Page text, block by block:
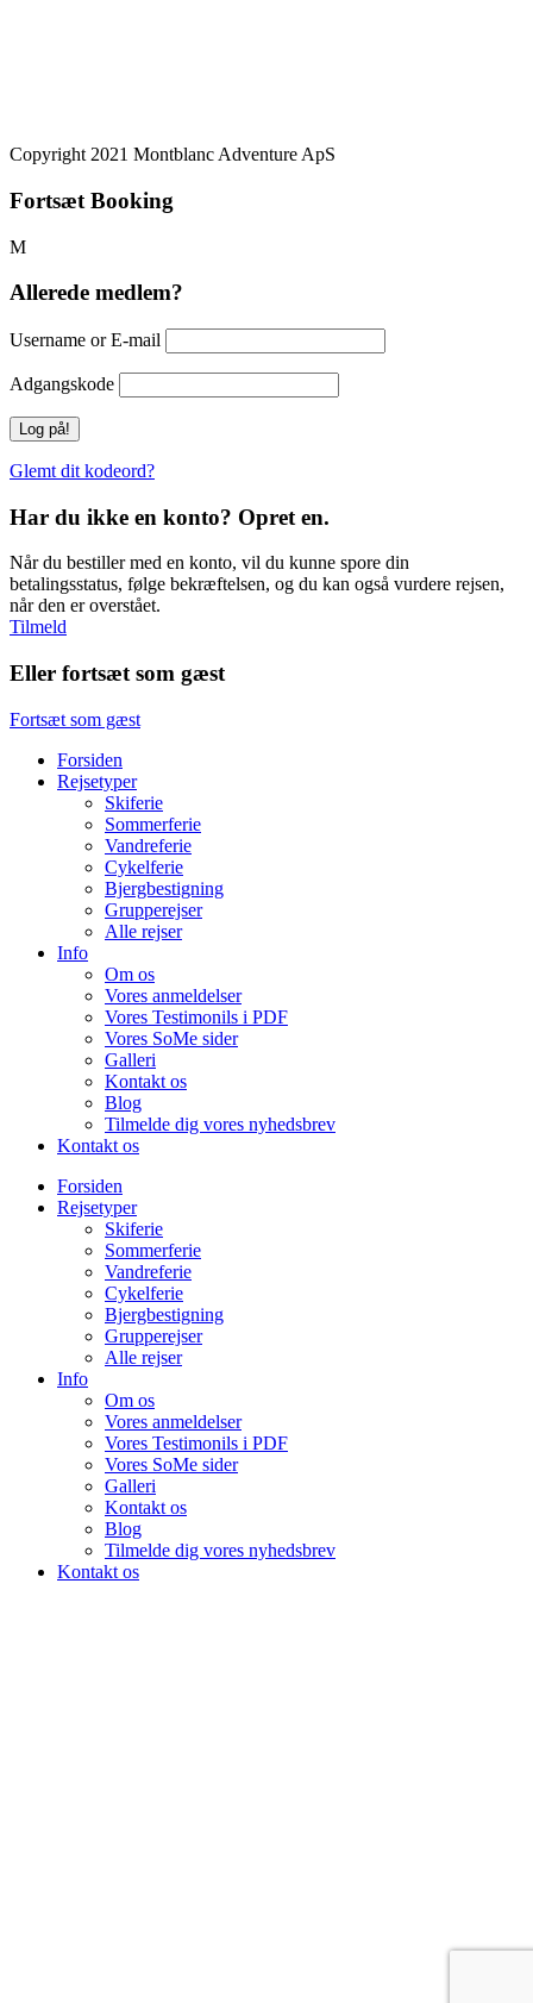
Copyright 2021 Montblanc Adventure ApS
Fortsæt Booking
Allerede medlem?
Username or E-mail
Adgangskode
Glemt dit kodeord?
Har du ikke en konto? Opret en.
Når du bestiller med en konto, vil du kunne spore din
betalingsstatus, følge bekræftelsen, og du kan også vurdere rejsen,
når den er overstået.
Tilmeld
Eller fortsæt som gæst
Fortsæt som gæst
Forsiden
Rejsetyper
Skiferie
Sommerferie
Vandreferie
Cykelferie
Bjergbestigning
Grupperejser
Alle rejser
Info
Om os
Vores anmeldelser
Vores Testimonils i PDF
Vores SoMe sider
Galleri
Kontakt os
Blog
Tilmelde dig vores nyhedsbrev
Kontakt os
Forsiden
Rejsetyper
Skiferie
Sommerferie
Vandreferie
Cykelferie
Bjergbestigning
Grupperejser
Alle rejser
Info
Om os
Vores anmeldelser
Vores Testimonils i PDF
Vores SoMe sider
Galleri
Kontakt os
Blog
Tilmelde dig vores nyhedsbrev
Kontakt os